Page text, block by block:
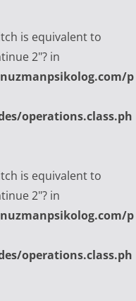
is equivalent to
2"? in
p
operations.class.ph
is equivalent to
2"? in
p
operations.class.ph